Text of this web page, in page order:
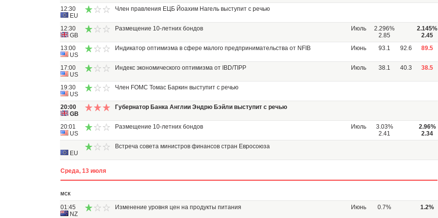
12:30
EU
Член правления ЕЦБ Йоахим Нагель выступит с речью
12:30
GB
Размещение 10-летних бондов Июль
2.296%
2.85
2.145%
2.45
13:00
US
Индикатор оптимизма в сфере малого предпринимательства от NFIB Июнь 93.1 92.6 89.5
17:00
US
Индекс экономического оптимизма от IBD/TIPP Июль 38.1 40.3 38.5
19:30
US
Член FOMC Томас Баркин выступит с речью
20:00
GB
Губернатор Банка Англии Эндрю Бэйли выступит с речью
20:01
US
Размещение 10-летних бондов Июль
3.03%
2.41
2.96%
2.34
EU
Встреча совета министров финансов стран Евросоюза
Среда, 13 июля
МСК
01:45
NZ
Изменение уровня цен на продукты питания Июнь 0.7% 1.2%